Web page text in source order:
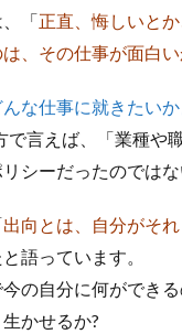
「正直、悔しいと
、その仕事が面白い
んな仕事に就きたい
で言えば、「業種
シーだったのではな
出向とは、自分がそ
語っています。
の自分に何ができる
かせるか?